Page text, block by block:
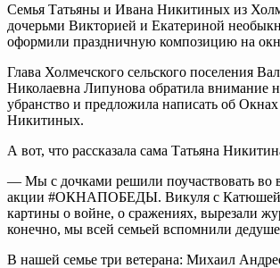
Семья Татьяны и Ивана Никитиных из
дочерьми Викторией и Екатериной
оформили праздничную композицию на
Глава Холмечского сельского поселения
Николаевна Липунова обратила внимание
убранство и предложила написать об
Никитиных.
А вот, что рассказала сама Татьяна
— Мы с дочками решили поучаствовать во
акции #ОКНАПОБЕДЫ. Викуля с Катюшей
картины о войне, о сражениях, вырезали
конечно, мы всей семьей вспомнили
В нашей семье три ветерана: Михаил